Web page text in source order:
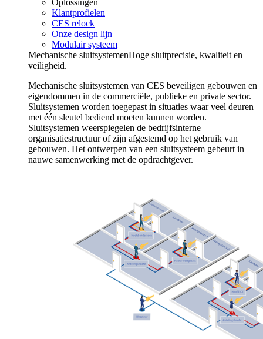
Oplossingen
Klantprofielen
CES relock
Onze design lijn
Modulair systeem
Mechanische sluitsystemenHoge sluitprecisie, kwaliteit en
veiligheid.
Mechanische sluitsystemen van CES beveiligen gebouwen en
eigendommen in de commerciële, publieke en private sector.
Sluitsystemen worden toegepast in situaties waar veel deuren
met één sleutel bediend moeten kunnen worden.
Sluitsystemen weerspiegelen de bedrijfsinterne
organisatiestructuur of zijn afgestemd op het gebruik van
gebouwen. Het ontwerpen van een sluitsysteem gebeurt in
nauwe samenwerking met de opdrachtgever.